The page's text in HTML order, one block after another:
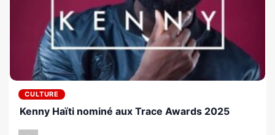
CULTURE
Kenny Haïti nominé aux Trace Awards 2025